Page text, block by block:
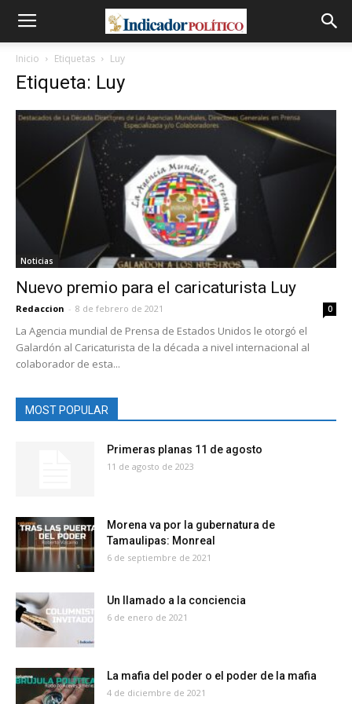
Inicio Etiquetas Luy
Etiqueta: Luy
Noticias
Nuevo premio para el caricaturista Luy
Redaccion - 8 de febrero de 2021 0
La Agencia mundial de Prensa de Estados Unidos le otorgó el
Galardón al Caricaturista de la década a nivel internacional al
colaborador de esta...
MOST POPULAR
Primeras planas 11 de agosto
11 de agosto de 2023
Morena va por la gubernatura de
Tamaulipas: Monreal
6 de septiembre de 2021
Un llamado a la conciencia
6 de enero de 2021
La mafia del poder o el poder de la mafia
4 de diciembre de 2021